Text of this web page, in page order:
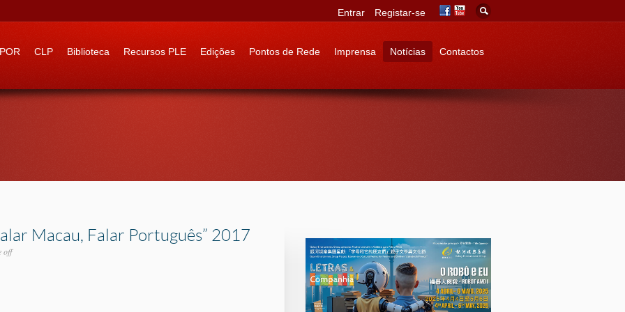
to: CLP Biblioteca Recursos PLE Edições Pontos de Rede Imprensa Notícias Contactos
Entrar Registar-se
Macau, Falar Português” 2017
off